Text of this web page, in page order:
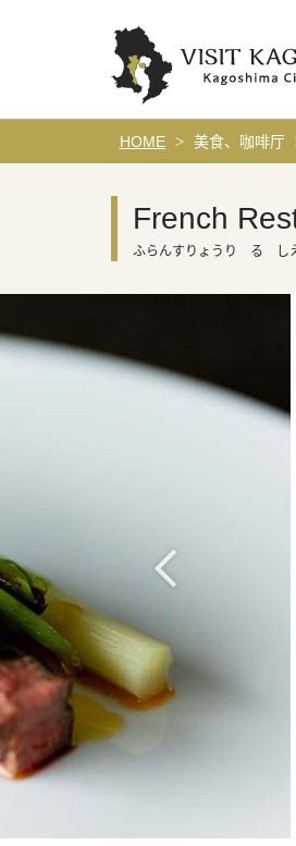
HOME 美食、咖啡厅
French
ふらんすりょうり る し